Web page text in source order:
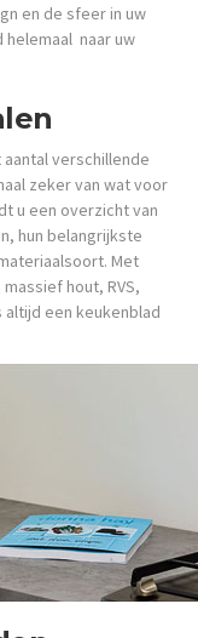
en de sfeer in uw
helemaal naar uw
verschillende
zeker van wat voor
u een overzicht van
hun belangrijkste
Met
hout, RVS,
altijd een keukenblad